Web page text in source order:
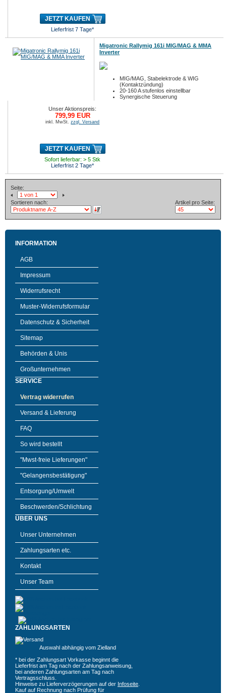
JETZT KAUFEN
Lieferfrist 7 Tage*
Migatronic Rallymig 161i MIG/MAG & MMA
Inverter
MIG/MAG, Stabelektrode & WIG
(Kontaktzündung)
20-160 A stufenlos einstellbar
Synergische Steuerung
Unser Aktionspreis:
799,99 EUR
inkl. MwSt.zzgl. Versand
JETZT KAUFEN
Sofort lieferbar: > 5 Stk
Lieferfrist 2 Tage*
Seite:
Sortieren nach: Artikel pro Seite:
INFORMATION
AGB
Impressum
Widerrufsrecht
Muster-Widerrufsformular
Datenschutz & Sicherheit
Sitemap
Behörden & Unis
Großunternehmen
SERVICE
Vertrag widerrufen
Versand & Lieferung
FAQ
So wird bestellt
"Mwst-freie Lieferungen"
"Gelangensbestätigung"
Entsorgung/Umwelt
Beschwerden/Schlichtung
ÜBER UNS
Unser Unternehmen
Zahlungsarten etc.
Kontakt
Unser Team
ZAHLUNGSARTEN
Auswahl abhängig vom Zielland
* bei der Zahlungsart Vorkasse beginnt die
Lieferfrist am Tag nach der Zahlungsanweisung,
bei anderen Zahlungsarten am Tag nach
Vertragsschluss.
Hinweise zu Lieferverzögerungen auf der Infoseite
Kauf auf Rechnung nach Prüfung für